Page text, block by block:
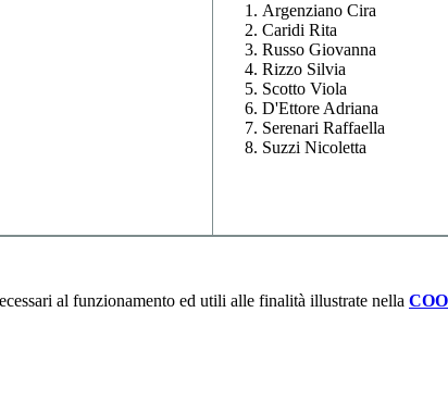
Argenziano Cira
Caridi Rita
Russo Giovanna
Rizzo Silvia
Scotto Viola
D'Ettore Adriana
Serenari Raffaella
Suzzi Nicoletta
al funzionamento ed utili alle finalità illustrate nella